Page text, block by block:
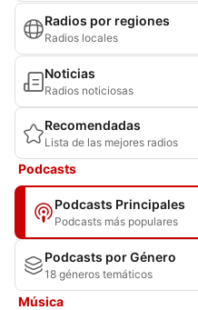
Radios por regiones
Radios locales
Noticias
Radios noticiosas
Recomendadas
Lista de las mejores radios
Podcasts
Podcasts Principales
Podcasts más populares
Podcasts por Género
18 géneros temáticos
Música